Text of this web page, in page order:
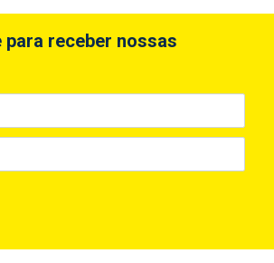
receber nossas